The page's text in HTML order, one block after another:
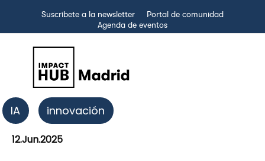
Suscríbete a la newsletter
Portal de comunidad
Agenda de eventos
IA innovación
12.Jun.2025